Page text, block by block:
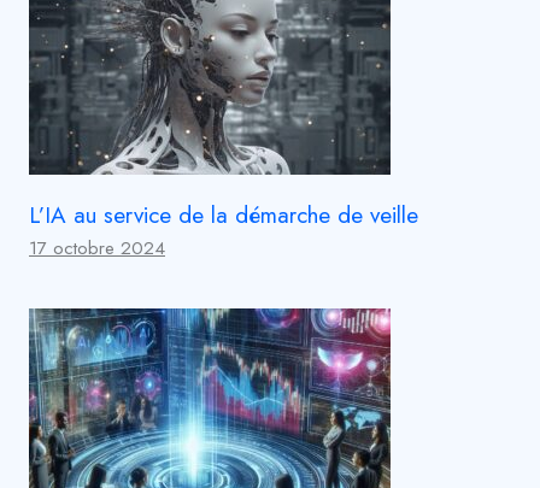
L’IA au service de la démarche de veille
17 octobre 2024